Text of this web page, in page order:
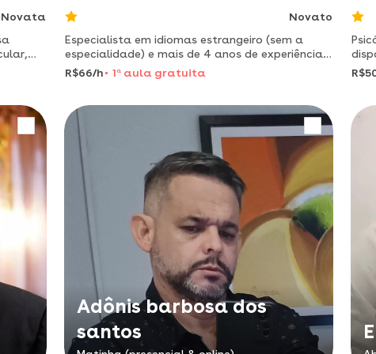
Novata
Novato
Especialista em idiomas estrangeiro (sem a
especialidade) e mais de 4 anos de experiência
na área do aprendizagem!!
R$66/h 1 a aula gratuita
Adônis barbosa dos
santos